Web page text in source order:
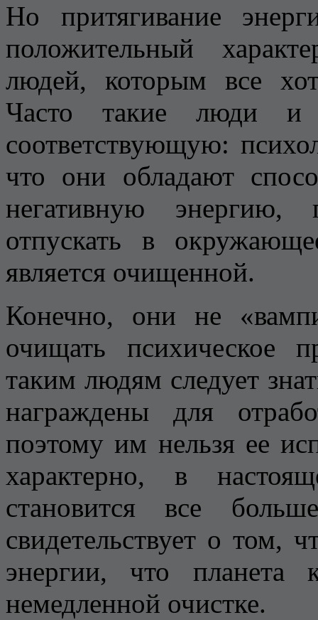
Но притягивание
положительный
людей, которым все
Часто такие люди и
соответствующую:
что они обладают
негативную энергию,
отпускать в
является очищенной.
Конечно, они не
очищать психическое
таким людям следует
награждены для
поэтому им нельзя ее
характерно, в
становится все
свидетельствует о том,
энергии, что планета
немедленной очистке.